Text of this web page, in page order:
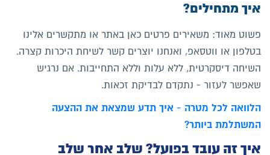
איך מתחילים?
פשוט מאוד: משאירים פרטים כאן באתר או מתקשרים אלינו
בטלפון או ווטסאפ, ואנחנו יוצרים קשר לשיחת היכרות קצרה.
השיחה דיסקרטית, ללא עלות וללא התחייבות. אם נרגיש
שאפשר לעזור - נתקדם לבדיקת זכאות.
הלוואה לכל מטרה - איך תדע שמצאת את ההצעה
המשתלמת ביותר?
איך זה עובד בפועל? שלב אחר שלב